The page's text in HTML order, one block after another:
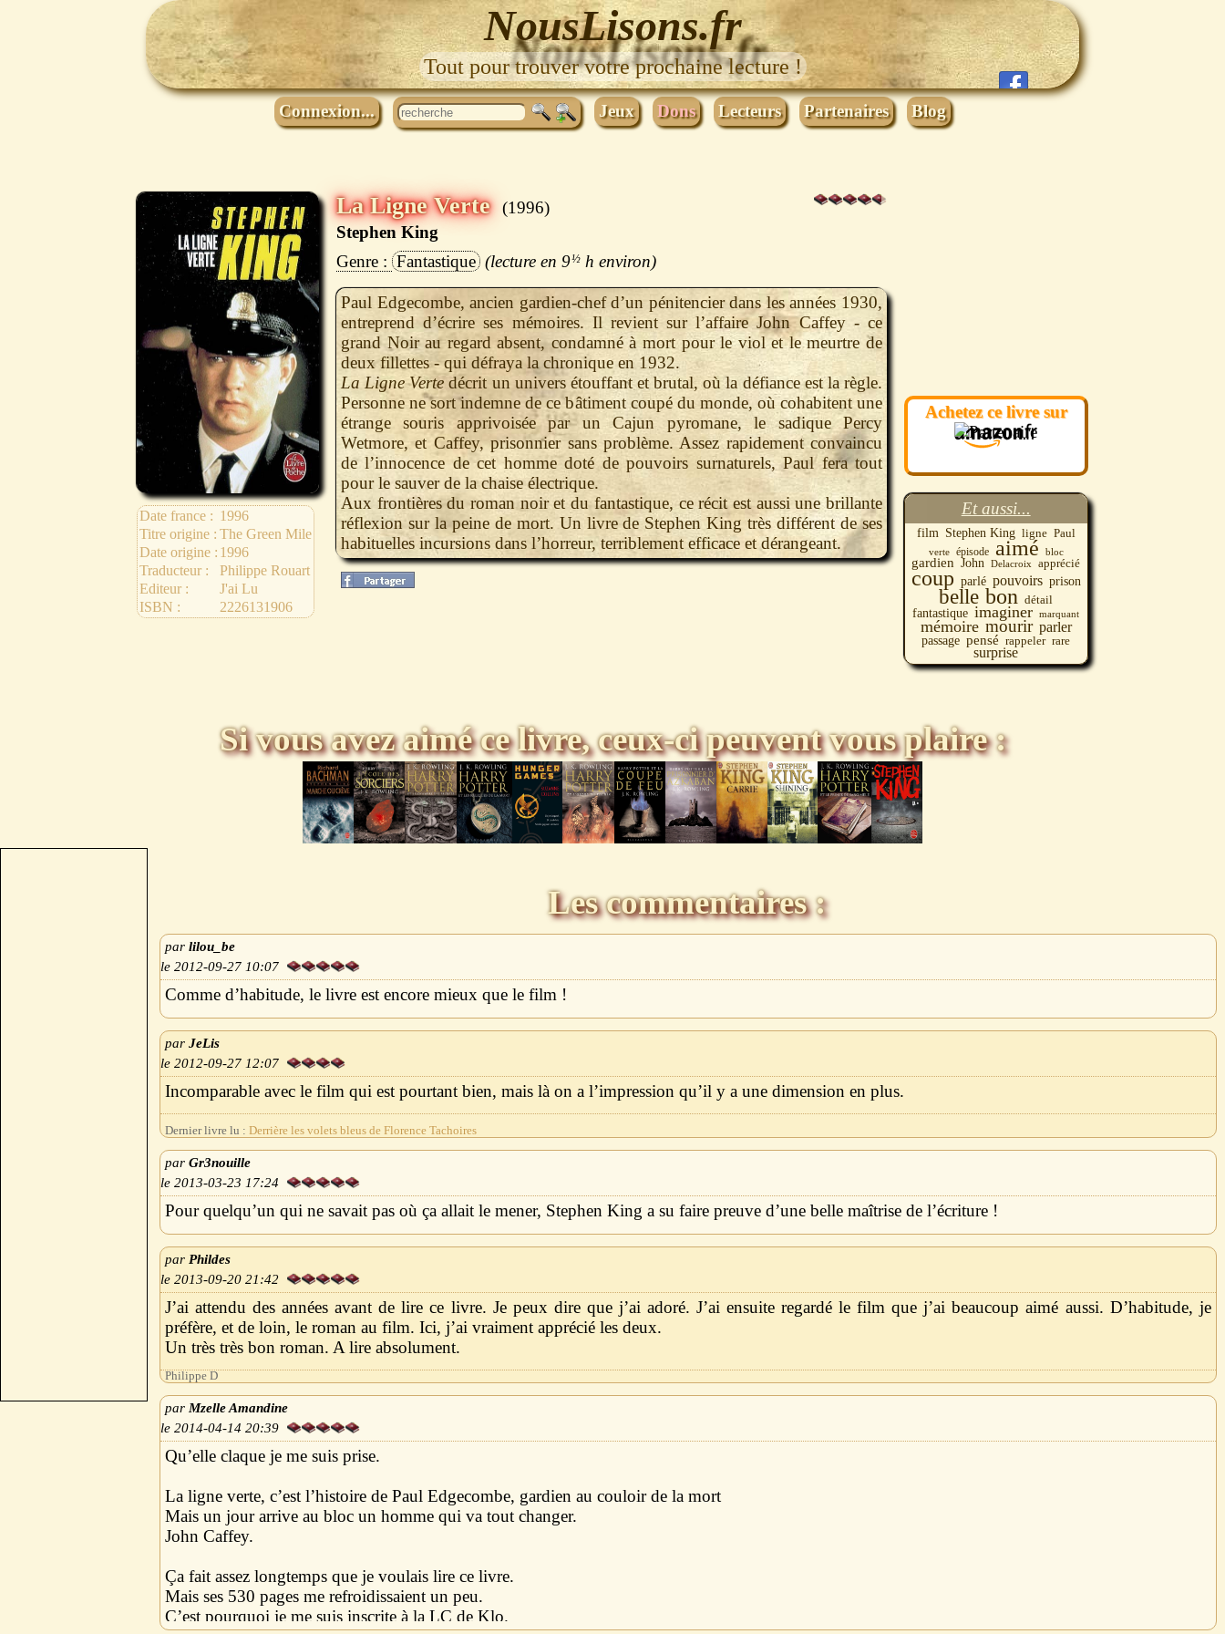
NousLisons.fr
Tout pour trouver votre prochaine lecture !
Connexion... Jeux Dons Lecteurs Partenaires Blog
Date france : 1996
Titre origine : The Green Mile
Date origine : 1996
Traducteur :
Philippe Rouart
Editeur :
J'ai Lu
ISBN :
2226131906
La Ligne Verte
1996
Stephen King
Fantastique
9½ h
Paul Edgecombe, ancien gardien-chef d’un pénitencier dans les années 1930,
entreprend d’écrire ses mémoires. Il revient sur l’affaire John Caffey - ce
grand Noir au regard absent, condamné à mort pour le viol et le meurtre de
deux fillettes - qui défraya la chronique en 1932.
La Ligne Verte décrit un univers étouffant et brutal, où la défiance est la règle.
Personne ne sort indemne de ce bâtiment coupé du monde, où cohabitent une
étrange souris apprivoisée par un Cajun pyromane, le sadique Percy
Wetmore, et Caffey, prisonnier sans problème. Assez rapidement convaincu
de l’innocence de cet homme doté de pouvoirs surnaturels, Paul fera tout
pour le sauver de la chaise électrique.
Aux frontières du roman noir et du fantastique, ce récit est aussi une brillante
réflexion sur la peine de mort. Un livre de Stephen King très différent de ses
habituelles incursions dans l’horreur, terriblement efficace et dérangeant.
Achetez ce livre sur
Et aussi...
film Stephen King ligne Paul
verte épisode aimé bloc
gardien John Delacroix apprécié
coup parlé pouvoirs prison
belle bon détail
fantastique imaginer marquant
mémoire mourir parler
passage pensé rappeler rare
surprise
Si vous avez aimé ce livre, ceux-ci peuvent vous plaire :
Les commentaires :
lilou_be
2012-09-27 10:07
Comme d’habitude, le livre est encore mieux que le film !
JeLis
2012-09-27 12:07
Incomparable avec le film qui est pourtant bien, mais là on a l’impression qu’il y a une dimension en plus.
Dernier livre lu : Derrière les volets bleus de Florence Tachoires
Gr3nouille
2013-03-23 17:24
Pour quelqu’un qui ne savait pas où ça allait le mener, Stephen King a su faire preuve d’une belle maîtrise de l’écriture !
Phildes
2013-09-20 21:42
J’ai attendu des années avant de lire ce livre. Je peux dire que j’ai adoré. J’ai ensuite regardé le film que j’ai beaucoup aimé aussi. D’habitude, je
préfère, et de loin, le roman au film. Ici, j’ai vraiment apprécié les deux.
Un très très bon roman. A lire absolument.
Philippe D
Mzelle Amandine
2014-04-14 20:39
Qu’elle claque je me suis prise.
La ligne verte, c’est l’histoire de Paul Edgecombe, gardien au couloir de la mort
Mais un jour arrive au bloc un homme qui va tout changer.
John Caffey.
Ça fait assez longtemps que je voulais lire ce livre.
Mais ses 530 pages me refroidissaient un peu.
C’est pourquoi je me suis inscrite à la LC de Klo.